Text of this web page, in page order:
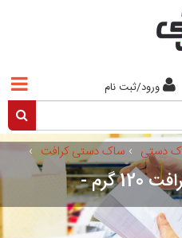
ورود/ثبت نام
دستی › ساک دستی کرافت ›
گرم -